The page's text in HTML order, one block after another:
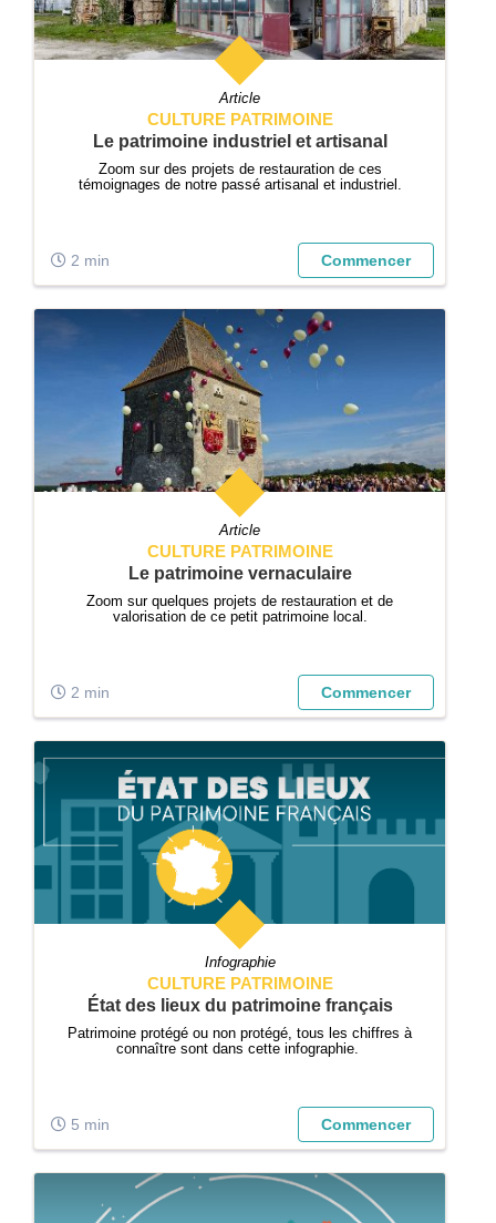
Article
CULTURE PATRIMOINE
Le patrimoine industriel et artisanal
Zoom sur des projets de restauration de ces
témoignages de notre passé artisanal et industriel.
2 min Commencer
Article
CULTURE PATRIMOINE
Le patrimoine vernaculaire
Zoom sur quelques projets de restauration et de
valorisation de ce petit patrimoine local.
2 min Commencer
Infographie
CULTURE PATRIMOINE
État des lieux du patrimoine français
Patrimoine protégé ou non protégé, tous les chiffres à
connaître sont dans cette infographie.
5 min Commencer